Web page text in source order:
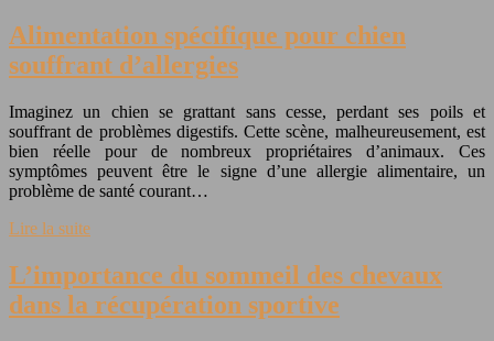
Alimentation spécifique pour chien
souffrant d’allergies
Imaginez un chien se grattant sans cesse, perdant ses poils et
souffrant de problèmes digestifs. Cette scène, malheureusement, est
bien réelle pour de nombreux propriétaires d’animaux. Ces
symptômes peuvent être le signe d’une allergie alimentaire, un
problème de santé courant…
Lire la suite
L’importance du sommeil des chevaux
dans la récupération sportive